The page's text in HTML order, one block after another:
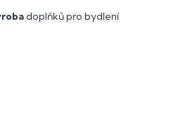
doplňků pro bydlení